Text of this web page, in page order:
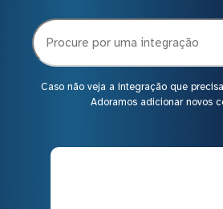
Caso não veja a integração que
Adoramos adicionar novos